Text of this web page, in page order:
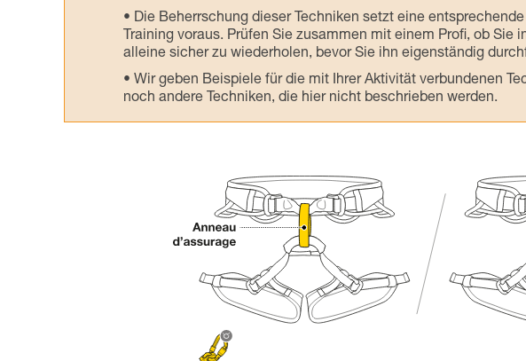
Die Beherrschung dieser Techniken setzt eine
Training voraus. Prüfen Sie zusammen mit einem Profi, ob Sie
alleine sicher zu wiederholen, bevor Sie ihn eigenständig
Wir geben Beispiele für die mit Ihrer Aktivität verbundenen
noch andere Techniken, die hier nicht beschrieben werden.